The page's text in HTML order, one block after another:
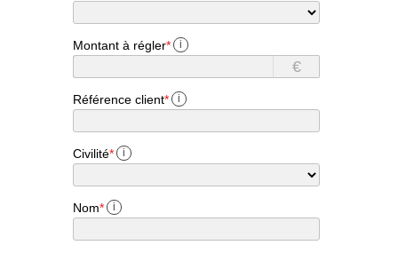
Montant à régler* i
€
Référence client* i
Civilité* i
Nom* i